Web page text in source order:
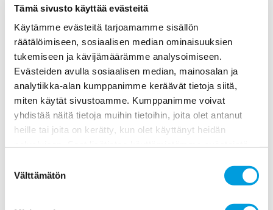
Tämä sivusto käyttää evästeitä
Käytämme evästeitä tarjoamamme sisällön
räätälöimiseen, sosiaalisen median ominaisuuksien
tukemiseen ja kävijämäärämme analysoimiseen.
Evästeiden avulla sosiaalisen median, mainosalan ja
analytiikka-alan kumppanimme keräävät tietoja siitä,
miten käytät sivustoamme. Kumppanimme voivat
yhdistää näitä tietoja muihin tietoihin, joita olet antanut
heille tai joita on kerätty, kun olet käyttänyt heidän
valinta
Välttämätön
tuottavuusharppaukseen kriisin jälkeen.
Varmuus
Kommentti
Koko paneelin vastaus (mediaani)
Koko paneelin varmuus (mediaani)
Epävarma
krooninen kokonaiskysynnän vähäisyys, mikä näkyy esim.